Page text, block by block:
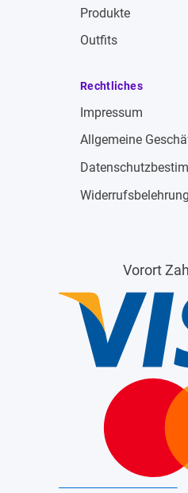
Produkte
Outfits
Rechtliches
Impressum
Allgemeine
Widerrufsbelehrung
Vorort